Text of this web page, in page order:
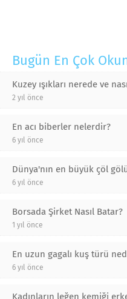
Bugün En Çok
Kuzey ışıkları nerede ve
2 yıl önce
En acı biberler nelerdir?
6 yıl önce
Dünya'nın en büyük çöl
6 yıl önce
Borsada Şirket Nasıl Batar?
1 yıl önce
En uzun gagalı kuş türü
6 yıl önce
Kadınların leğen kemiği